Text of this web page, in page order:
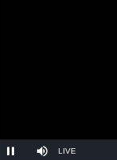
Mute Stream